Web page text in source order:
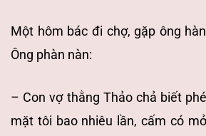
Một hôm bác đi chợ, gặp ông
Ông phàn nàn:
– Con vợ thằng Thảo chả biết
mặt tôi bao nhiêu lần, cấm có